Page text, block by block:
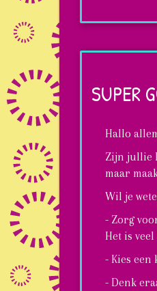
regels
om
super
GO.ZY
maken
SUPER
Hallo
Zijn jullie
maar
Wil je
- Zorg
Het is
- Kies
- Denk